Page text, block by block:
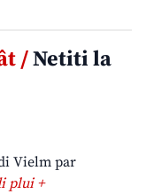
/Netiti la
Vielm par
plui +